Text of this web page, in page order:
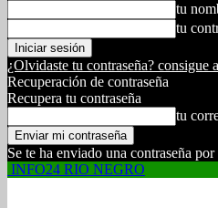
tu
tu
¿Olvidaste tu contraseña? consigue
Recuperación de contraseña
Recupera tu contraseña
tu
Se te ha enviado una contraseña
INFO24 RIO NEGRO